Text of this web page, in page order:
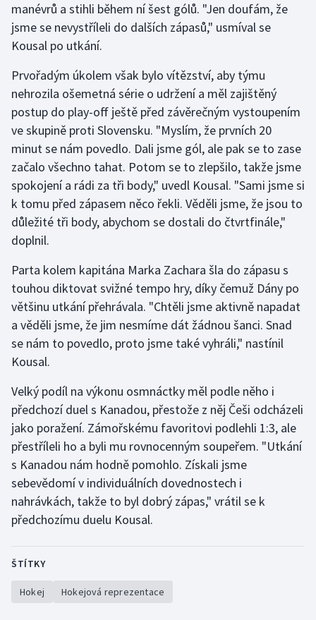
Gymnastika
Házená
Jezdectví
Judo
Krasobruslení
Lezení
Lyže a snowboard
Moderní pětiboj
Motorsport
Olympijské hry
Parasport
Plavání
Plážový volejbal
Ragby
Rychlobruslení
Rychlostní kanoistika
Sportovní střelba
manévrů a stihli během ní šest gólů. "Jen doufám, že
jsme se nevystříleli do dalších zápasů," usmíval se
Kousal po utkání.
Prvořadým úkolem však bylo vítězství, aby týmu
nehrozila ošemetná série o udržení a měl zajištěný
postup do play-off ještě před závěrečným vystoupením
ve skupině proti Slovensku. "Myslím, že prvních 20
minut se nám povedlo. Dali jsme gól, ale pak se to zase
začalo všechno tahat. Potom se to zlepšilo, takže jsme
spokojení a rádi za tři body," uvedl Kousal. "Sami jsme si
k tomu před zápasem něco řekli. Věděli jsme, že jsou to
důležité tři body, abychom se dostali do čtvrtfinále,"
doplnil.
Parta kolem kapitána Marka Zachara šla do zápasu s
touhou diktovat svižné tempo hry, díky čemuž Dány po
většinu utkání přehrávala. "Chtěli jsme aktivně napadat
a věděli jsme, že jim nesmíme dát žádnou šanci. Snad
se nám to povedlo, proto jsme také vyhráli," nastínil
Kousal.
Velký podíl na výkonu osmnáctky měl podle něho i
předchozí duel s Kanadou, přestože z něj Češi odcházeli
jako poražení. Zámořskému favoritovi podlehli 1:3, ale
přestříleli ho a byli mu rovnocenným soupeřem. "Utkání
s Kanadou nám hodně pomohlo. Získali jsme
sebevědomí v individuálních dovednostech i
nahrávkách, takže to byl dobrý zápas," vrátil se k
předchozímu duelu Kousal.
ŠTÍTKY
Hokej Hokejová reprezentace